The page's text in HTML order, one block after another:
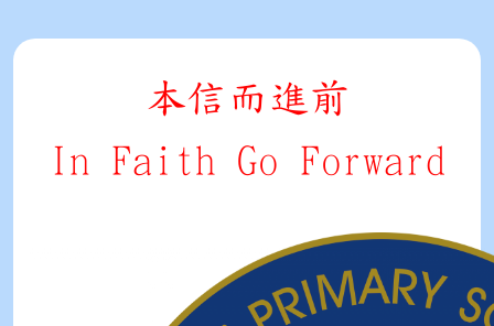
本信而進前
In Faith Go Forward